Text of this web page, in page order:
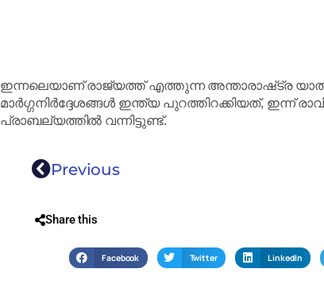
ഇന്നലെയാണ് രാജ്യത്ത് എത്തുന്ന അന്താരാഷ്‌ട്ര
മാർഗ്ഗനിർദ്ദേശങ്ങൾ ഇന്ത്യ പുറത്തിറക്കിയത്, ഇന്ന്
പ്രാബല്യത്തിൽ വന്നിട്ടുണ്ട്.
Previous
Share this
Facebook Twitter LinkedIn